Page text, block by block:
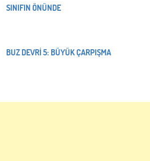
SINIFIN ÖNÜNDE
BUZ DEVRİ 5: BÜYÜK ÇARPIŞMA